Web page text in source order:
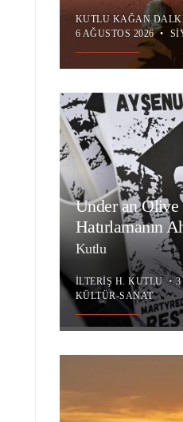
KUTLU KAĞAN
6 AĞUSTOS 2026 •
Under an Olive
Hatırlamanın
Kutlu
İLTERIŞ H. KUTLU • 3
KÜLTÜR-SANAT